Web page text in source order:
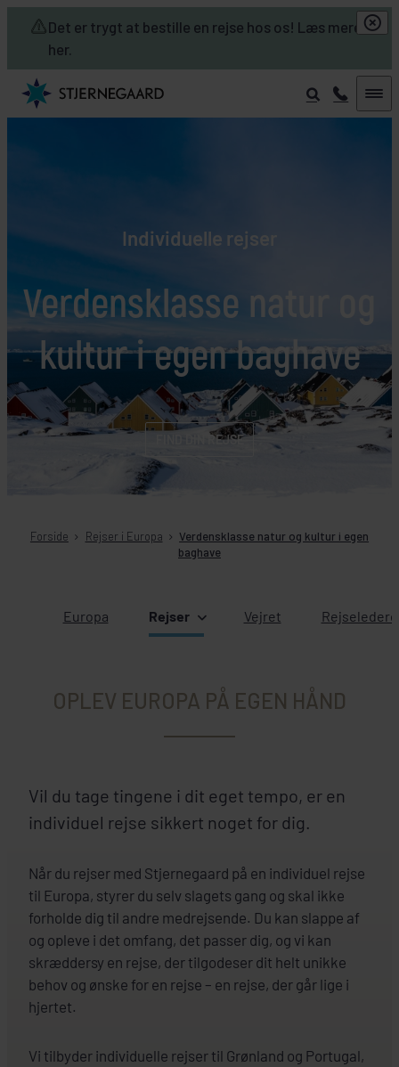
Det er trygt at bestille en rejse hos os! Læs mere
her.
Skip to main content
Verdensklasse natur og
kultur i egen baghave
Individuelle rejser
FIND DIN REJSE
Forside Rejser i Europa
Verdensklasse natur og kultur i egen
baghave
Europa Rejser Vejret Rejseledere
OPLEV EUROPA PÅ EGEN HÅND
Vil du tage tingene i dit eget tempo, er en
individuel rejse sikkert noget for dig.
Når du rejser med Stjernegaard på en individuel rejse
til Europa, styrer du selv slagets gang og skal ikke
forholde dig til andre medrejsende. Du kan slappe af
og opleve i det omfang, det passer dig, og vi kan
skræddersy en rejse, der tilgodeser dit helt unikke
behov og ønske for en rejse – en rejse, der går lige i
hjertet.
Vi tilbyder individuelle rejser til Grønland og Portugal,